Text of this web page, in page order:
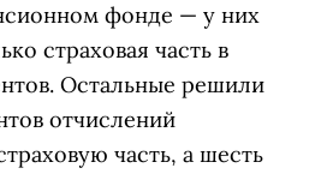
фонде — у них
страховая часть в
Остальные решили
отчислений
часть, а шесть